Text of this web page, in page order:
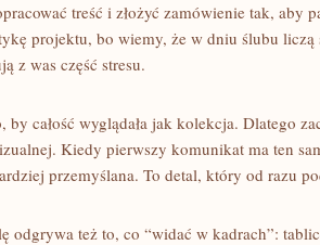
treść i złożyć zamówienie tak, aby
projektu, bo wiemy, że w dniu ślubu liczą
z was część stresu.
całość wyglądała jak kolekcja. Dlatego
Kiedy pierwszy komunikat ma ten
przemyślana. To detal, który od razu
odgrywa też to, co “widać w kadrach”: